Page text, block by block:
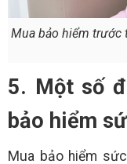
Mua bảo hiểm trước
5. Một số
bảo hiểm
Mua bảo hiểm